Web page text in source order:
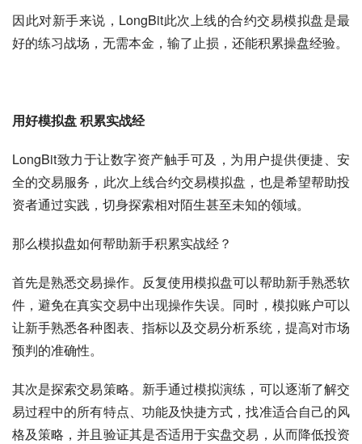
因此对新手来说，LongBit此次上线的合约交易模拟盘是最
好的练习战场，无需本金，输了止损，还能积累操盘经验。
用好模拟盘积累实战经
LongBit致力于让数字资产触手可及，为用户提供便捷、安
全的交易服务，此次上线合约交易模拟盘，也是希望帮助投
资者通过实践，切身探索相对陌生甚至未知的领域。
那么模拟盘如何帮助新手积累实战经？
首先是熟悉交易操作。反复使用模拟盘可以帮助新手熟悉软
件，避免在真实交易中出现操作失误。同时，模拟账户可以
让新手熟悉各种图表、指标以及交易分析系统，提高对市场
预判的准确性。
其次是探索交易策略。新手通过模拟演练，可以逐渐了解交
易过程中的所有特点、功能及快捷方式，找准适合自己的风
格及策略，并且验证其是否适用于实盘交易，从而降低投资